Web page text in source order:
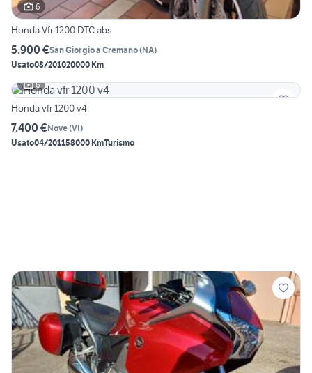
6
Honda Vfr 1200 DTC abs
5.900 €San Giorgio a Cremano(NA)
Usato08/201020000 Km
6
Honda vfr 1200 v4
7.400 €Nove(VI)
Usato04/201158000 KmTurismo